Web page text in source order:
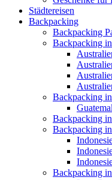
Städtereisen
Backpacking
Backpacking
Backpacking
Backpacking
Backpacking
Backpacking
Backpacking